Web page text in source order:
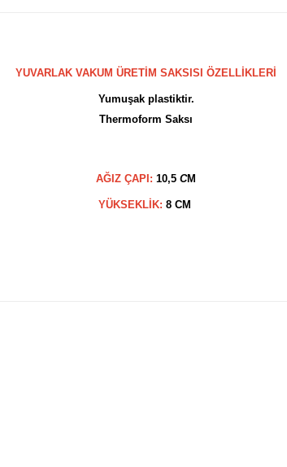
YUVARLAK VAKUM ÜRETİM SAKSISI ÖZELLİKLERİ
Yumuşak plastiktir.
Thermoform Saksı
AĞIZ ÇAPI: 10,5 CM
YÜKSEKLİK: 8 CM